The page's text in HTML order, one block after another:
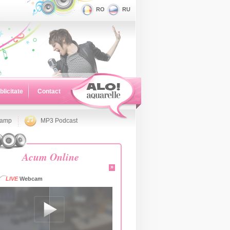
RO RU
Contact
MP3 Podcast
Acum Online
»
LIVEWebcam